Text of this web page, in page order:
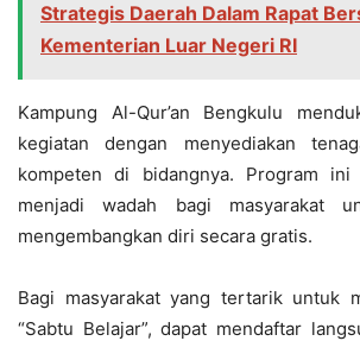
Strategis Daerah Dalam Rapat
Kementerian Luar Negeri RI
Kampung Al-Qur’an Bengkulu
kegiatan dengan menyediakan
kompeten di bidangnya. Program ini
menjadi wadah bagi masyarakat
mengembangkan diri secara gratis.
Bagi masyarakat yang tertarik untuk
“Sabtu Belajar”, dapat mendaftar